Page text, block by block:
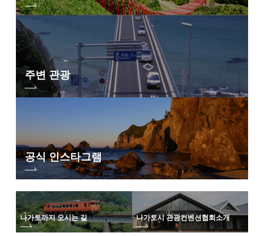
주변 관광
공식 인스타그램
나가토까지 오시는 길 나가토시 관광컨벤션협회소개